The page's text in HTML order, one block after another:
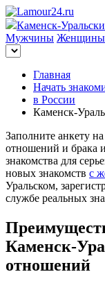
Каменск-
Мужчины Женщины
Главная
Начать
в России
Каменск-
Заполните анкету
отношений и брака
знакомства для
новых знакомств с
Уральском,
службе реальных
Каменск-
отношений